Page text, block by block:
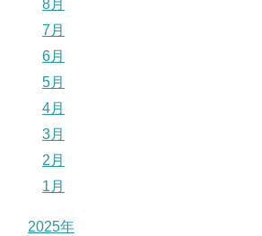
8月
7月
6月
5月
4月
3月
2月
1月
2025年